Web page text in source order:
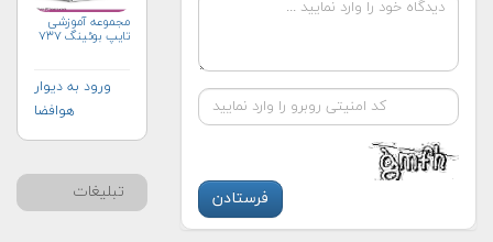
مجموعه آموزشی
تایپ بوئینگ ۷۳۷
ورود به دیوار
هوافضا
تبلیغات